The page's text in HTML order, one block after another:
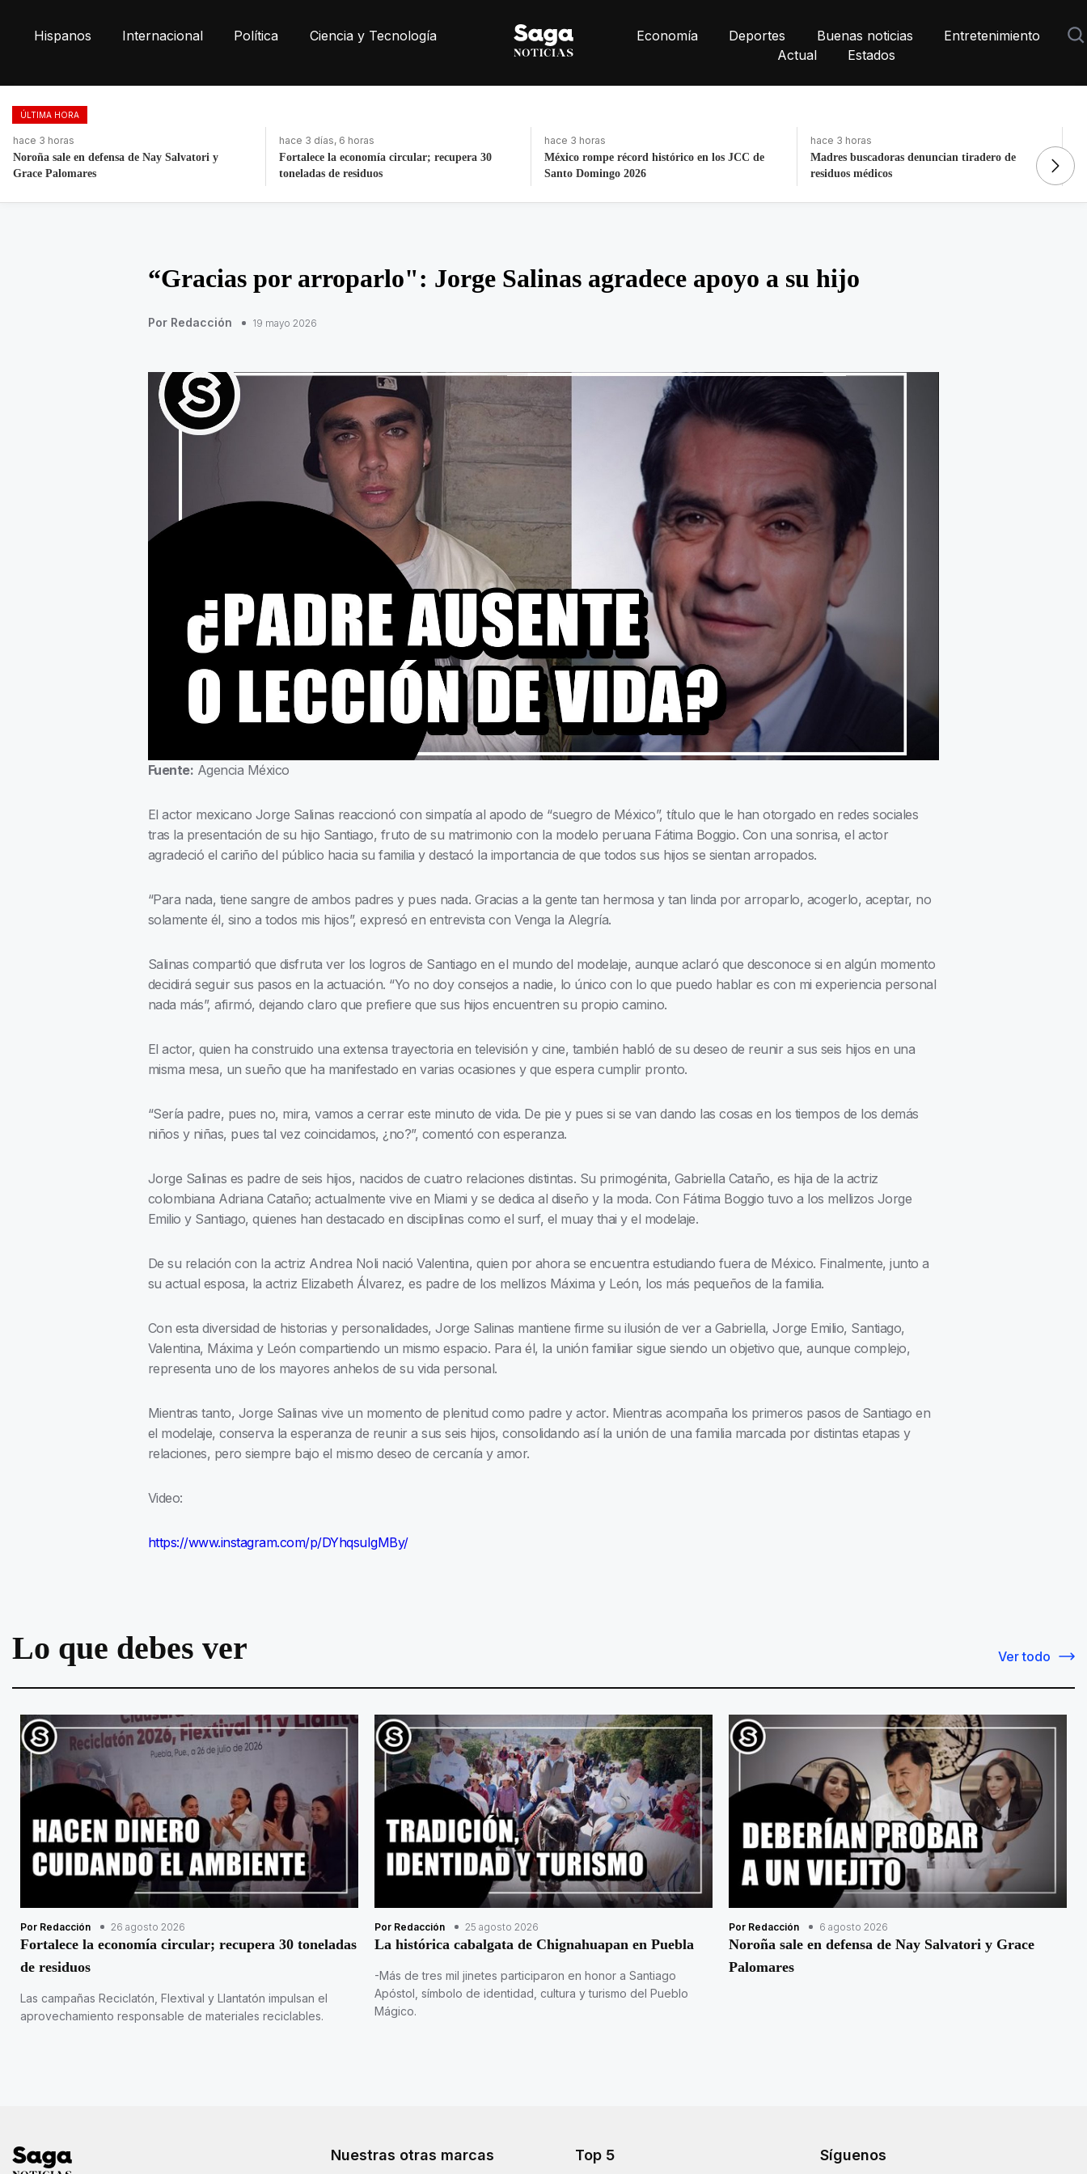
Hispanos Internacional Política Ciencia y Tecnología Economía Deportes Buenas noticias
Entretenimiento
Actual
Estados
ÚLTIMA HORA
hace 3 días, 6 horas
Fortalece la economía circular; recupera 30
toneladas de residuos
hace 3 horas
México rompe récord histórico en los JCC de
Santo Domingo 2026
hace 3 horas
Madres buscadoras denuncian tiradero de
residuos médicos
hace 3 días, 6 horas
La histórica cabalgata de Chignahuapan en
Puebla
“Gracias por arroparlo": Jorge Salinas agradece apoyo a su hijo
Por Redacción 19 mayo 2026
Fuente: Agencia México
El actor mexicano Jorge Salinas reaccionó con simpatía al apodo de “suegro de México”, título que le han otorgado en redes sociales
tras la presentación de su hijo Santiago, fruto de su matrimonio con la modelo peruana Fátima Boggio. Con una sonrisa, el actor
agradeció el cariño del público hacia su familia y destacó la importancia de que todos sus hijos se sientan arropados.
“Para nada, tiene sangre de ambos padres y pues nada. Gracias a la gente tan hermosa y tan linda por arroparlo, acogerlo, aceptar, no
solamente él, sino a todos mis hijos”, expresó en entrevista con Venga la Alegría.
Salinas compartió que disfruta ver los logros de Santiago en el mundo del modelaje, aunque aclaró que desconoce si en algún momento
decidirá seguir sus pasos en la actuación. “Yo no doy consejos a nadie, lo único con lo que puedo hablar es con mi experiencia personal
nada más”, afirmó, dejando claro que prefiere que sus hijos encuentren su propio camino.
El actor, quien ha construido una extensa trayectoria en televisión y cine, también habló de su deseo de reunir a sus seis hijos en una
misma mesa, un sueño que ha manifestado en varias ocasiones y que espera cumplir pronto.
“Sería padre, pues no, mira, vamos a cerrar este minuto de vida. De pie y pues si se van dando las cosas en los tiempos de los demás
niños y niñas, pues tal vez coincidamos, ¿no?”, comentó con esperanza.
Jorge Salinas es padre de seis hijos, nacidos de cuatro relaciones distintas. Su primogénita, Gabriella Cataño, es hija de la actriz
colombiana Adriana Cataño; actualmente vive en Miami y se dedica al diseño y la moda. Con Fátima Boggio tuvo a los mellizos Jorge
Emilio y Santiago, quienes han destacado en disciplinas como el surf, el muay thai y el modelaje.
De su relación con la actriz Andrea Noli nació Valentina, quien por ahora se encuentra estudiando fuera de México. Finalmente, junto a
su actual esposa, la actriz Elizabeth Álvarez, es padre de los mellizos Máxima y León, los más pequeños de la familia.
Con esta diversidad de historias y personalidades, Jorge Salinas mantiene firme su ilusión de ver a Gabriella, Jorge Emilio, Santiago,
Valentina, Máxima y León compartiendo un mismo espacio. Para él, la unión familiar sigue siendo un objetivo que, aunque complejo,
representa uno de los mayores anhelos de su vida personal.
Mientras tanto, Jorge Salinas vive un momento de plenitud como padre y actor. Mientras acompaña los primeros pasos de Santiago en
el modelaje, conserva la esperanza de reunir a sus seis hijos, consolidando así la unión de una familia marcada por distintas etapas y
relaciones, pero siempre bajo el mismo deseo de cercanía y amor.
Video:
https://www.instagram.com/p/DYhqsuIgMBy/
Lo que debes ver Ver todo
Por Redacción 26 agosto 2026
Fortalece la economía circular; recupera 30 toneladas
de residuos
Las campañas Reciclatón, Flextival y Llantatón impulsan el
aprovechamiento responsable de materiales reciclables.
Por Redacción 25 agosto 2026
La histórica cabalgata de Chignahuapan en Puebla
-Más de tres mil jinetes participaron en honor a Santiago
Apóstol, símbolo de identidad, cultura y turismo del Pueblo
Mágico.
Por Redacción 6 agosto 2026
Noroña sale en defensa de Nay Salvatori y Grace
Palomares
Nuestras otras marcas Top 5 Síguenos